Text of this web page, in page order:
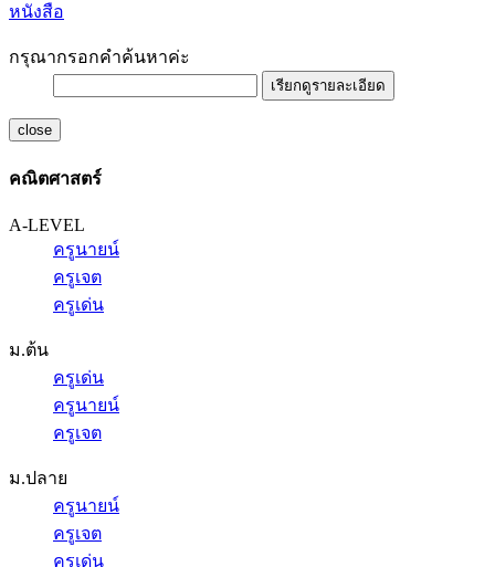
หนังสือ
กรุณากรอกคำค้นหาค่ะ
เรียกดูรายละเอียด
close
คณิตศาสตร์
A-LEVEL
ครูนายน์
ครูเจต
ครูเด่น
ม.ต้น
ครูเด่น
ครูนายน์
ครูเจต
ม.ปลาย
ครูนายน์
ครูเจต
ครูเด่น